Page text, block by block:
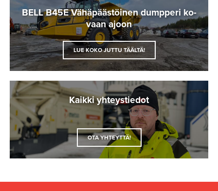
BELL B45E Vä­hä­pääs­töi­nen dump­pe­ri ko­
vaan ajoon
LUE KOKO JUTTU TÄÄLTÄ!
Kaik­ki yh­teys­tie­dot
OTA YHTEYTTÄ!